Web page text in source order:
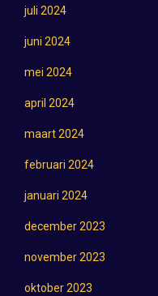
juli 2024
juni 2024
mei 2024
april 2024
maart 2024
februari 2024
januari 2024
december 2023
november 2023
oktober 2023